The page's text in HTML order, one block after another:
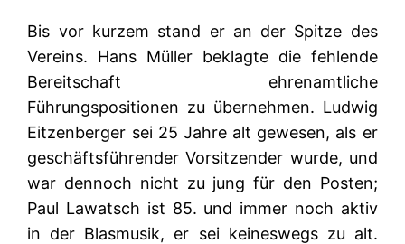
Bis vor kurzem stand er an der Spitze des
Vereins. Hans Müller beklagte die fehlende
Bereitschaft ehrenamtliche
Führungspositionen zu übernehmen. Ludwig
Eitzenberger sei 25 Jahre alt gewesen, als er
geschäftsführender Vorsitzender wurde, und
war dennoch nicht zu jung für den Posten;
Paul Lawatsch ist 85. und immer noch aktiv
in der Blasmusik, er sei keineswegs zu alt.